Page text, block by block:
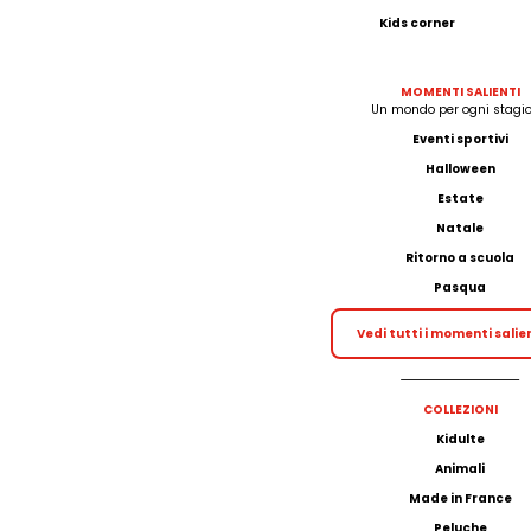
Kids corner
MOMENTI SALIENTI
Un mondo per ogni
Eventi sportivi
Halloween
Estate
Natale
Ritorno a scuola
Pasqua
Vedi tutti i momenti
COLLEZIONI
Kidulte
Animali
Made in France